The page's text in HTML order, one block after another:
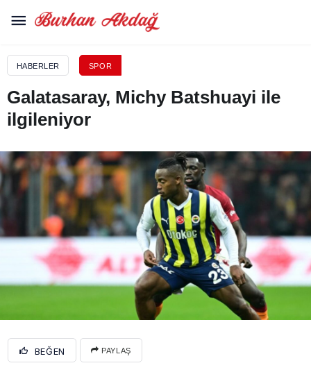
HABERLER SPOR
Galatasaray, Michy Batshuayi ile
ilgileniyor
BEĞEN PAYLAŞ